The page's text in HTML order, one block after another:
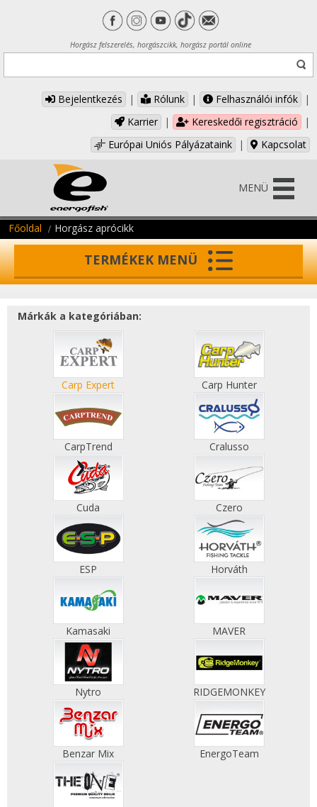
Horgász felszerelés, horgászcikk, horgász portál online
Bejelentkezés | Rólunk | Felhasználói infók
|
Karrier
| Kereskedői regisztráció
|
Európai Uniós Pályázataink
| Kapcsolat
MENÜ
Főoldal Horgász aprócikk
TERMÉKEK MENÜ
Márkák a kategóriában:
Carp Expert Carp Hunter
CarpTrend Cralusso
Cuda Czero
ESP Horváth
Kamasaki MAVER
Nytro RIDGEMONKEY
Benzar Mix EnergoTeam